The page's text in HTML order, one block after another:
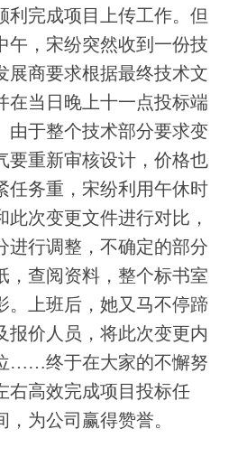
利完成项目上传工作。但
午，宋纷突然收到一份技
展商要求根据最终技术文
在当日晚上十一点投标端
由于整个技术部分要求变
要重新审核设计，价格也
任务重，宋纷利用午休时
此次变更文件进行对比，
进行调整，不确定的部分
，查阅资料，整个标书室
。上班后，她又马不停蹄
报价人员，将此次变更内
……终于在大家的不懈努
右高效完成项目投标任
为公司赢得赞誉。